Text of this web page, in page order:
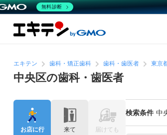
エキテン 歯科・矯正歯科 歯科・歯医者 東京
中央区の歯科・歯医者
検索条件 中
お店に行
来て
届けても
無料診断